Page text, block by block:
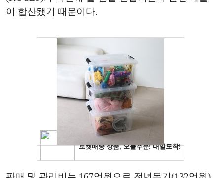
이 합산됐기 때문이다.